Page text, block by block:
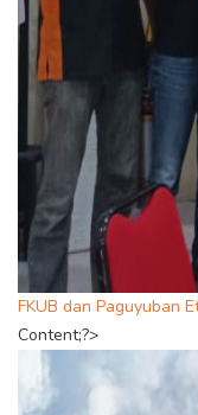
FKUB dan Paguyuban
Content;?>